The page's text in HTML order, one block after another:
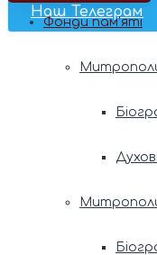
Наш Телеграм
Фонди пам’яті